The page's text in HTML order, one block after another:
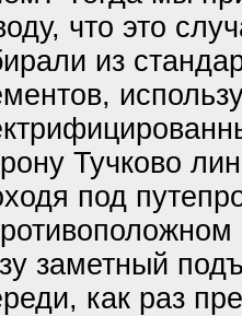
что это
из
Тучково
под
заметный
как раз